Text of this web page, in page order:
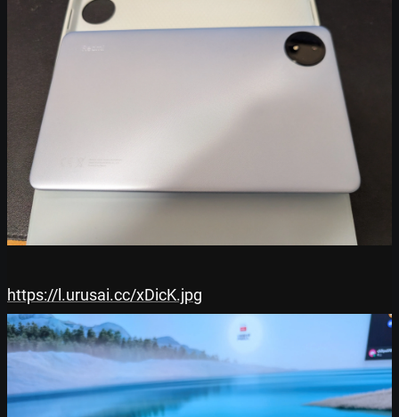
https://l.urusai.cc/xDicK.jpg